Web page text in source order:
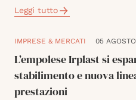
Leggi tutto
IMPRESE & MERCATI 05
L’empolese Irplast si
stabilimento e nuova
prestazioni